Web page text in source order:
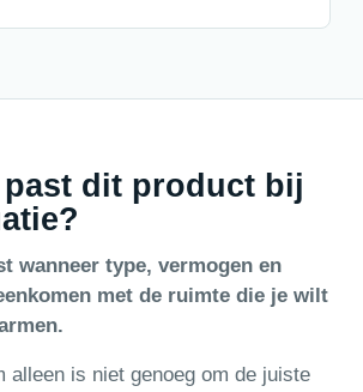
past dit product bij
wanneer type, vermogen en
met de ruimte die je wilt
alleen is niet genoeg om de juiste